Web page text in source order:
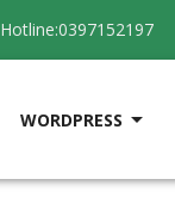
Hotline:0397152197
WORDPRESS 